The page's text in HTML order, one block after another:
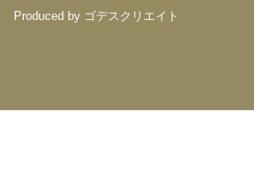
Produced by ゴデスクリエイト